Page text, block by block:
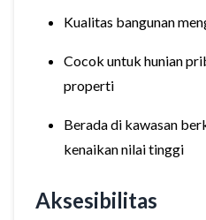
Kualitas bangunan
Cocok untuk hunian
properti
Berada di kawasan
kenaikan nilai tinggi
Aksesibilitas